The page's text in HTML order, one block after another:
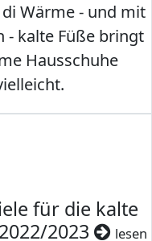
Wärme - und mit
- kalte Füße bringt
Hausschuhe
für die kalte
2023
lesen